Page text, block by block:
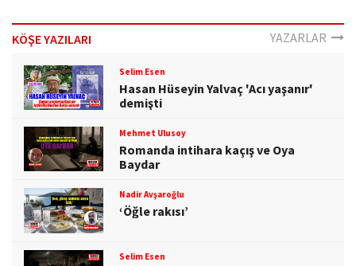
KÖŞE YAZILARI YAZARLAR
Selim Esen
Hasan Hüseyin Yalvaç 'Acı yaşanır'
demişti
Mehmet Ulusoy
Romanda intihara kaçış ve Oya
Baydar
Nadir Avşaroğlu
‘Öğle rakısı’
Selim Esen